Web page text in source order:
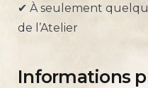
✔ À seulement
de l’Atelier
Informations